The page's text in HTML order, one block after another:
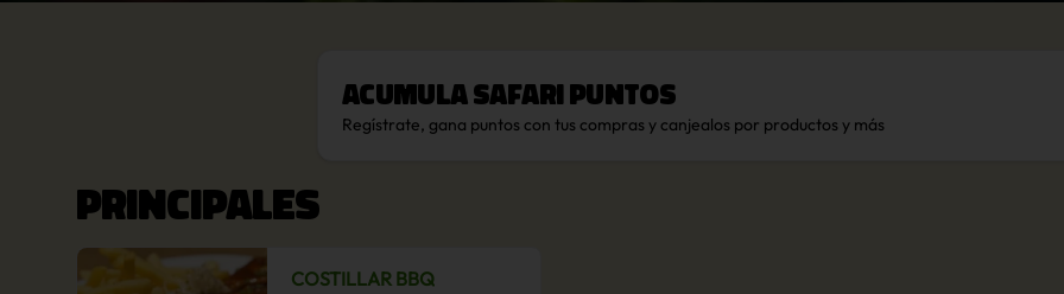
AcumulaSafari Puntos
Regístrate, gana puntos con tus compras y canjealos por productos y más
PRINCIPALES
COSTILLAR BBQ